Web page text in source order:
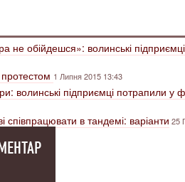
не обійдешся»: волинські
1 Липня 2015 13:43
волинські підприємці потрапили
співпрацювати в тандемі: варіанти 25